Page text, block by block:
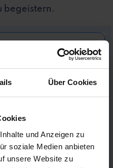
Über Cookies
und Anzeigen zu
soziale Medien anbieten
unsere Website zu
begeistern.
du die
& das
laden